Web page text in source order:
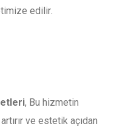
edilir.
, Bu hizmetin
artırır ve estetik açıdan